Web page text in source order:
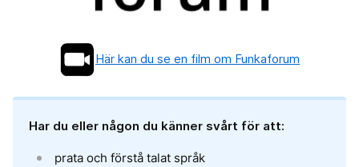
Här kan du se en film om Funkaforum
Har du eller någon du känner svårt för att:
prata och förstå talat språk